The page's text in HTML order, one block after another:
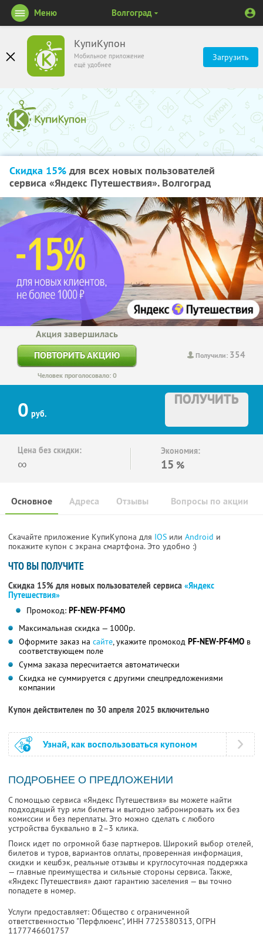
КупиКупон
Мобильное приложение
ещё удобнее
Загрузить
Меню Волгоград
Скидка 15% для всех новых пользователей
сервиса «Яндекс Путешествия». Волгоград
Получили: 354
Акция завершилась
ПОВТОРИТЬ АКЦИЮ
Человек проголосовало: 0
0 руб.
ПОЛУЧИТЬ
Цена без скидки:
∞
Экономия:
15 %
Основное Отзывы Вопросы по акции
Адреса
Скачайте приложение КупиКупона для IOS или Android и
покажите купон с экрана смартфона. Это удобно :)
ЧТО ВЫ ПОЛУЧИТЕ
Скидка 15% для новых пользователей сервиса «Яндекс
Путешествия»
Промокод: PF-NEW-PF4MO
Максимальная скидка — 1000р.
Оформите заказ на сайте, укажите промокод PF-NEW-PF4MO в
соответствующем поле
Сумма заказа пересчитается автоматически
Скидка не суммируется с другими спецпредложениями
компании
Купон действителен по 30 апреля 2025 включительно
Узнай, как воспользоваться купоном
ПОДРОБНЕЕ О ПРЕДЛОЖЕНИИ
С помощью сервиса «Яндекс Путешествия» вы можете найти
подходящий тур или билеты и выгодно забронировать их без
комиссии и без переплаты. Это можно сделать с любого
устройства буквально в 2–3 клика.
Поиск идет по огромной базе партнеров. Широкий выбор отелей,
билетов и туров, вариантов оплаты, проверенная информация,
скидки и кешбэк, реальные отзывы и круглосуточная поддержка
— главные преимущества и сильные стороны сервиса. Также,
«Яндекс Путешествия» дают гарантию заселения — вы точно
попадете в номер.
Услуги предоставляет: Общество с ограниченной
ответственностью "Перфлюенс", ИНН 7725380313, ОГРН
1177746601757